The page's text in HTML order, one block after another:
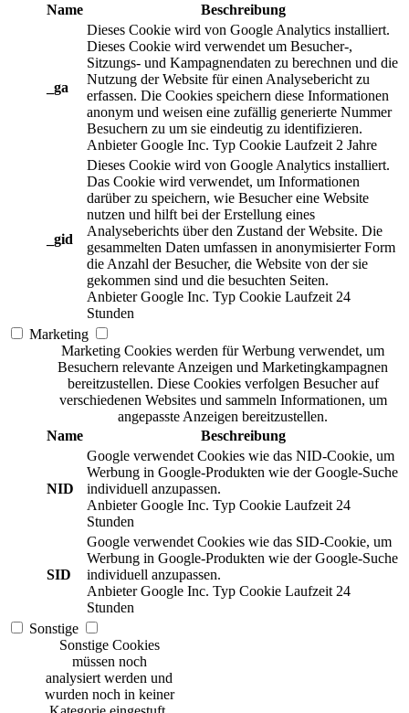
Name
Beschreibung
_ga
Dieses Cookie wird von Google Analytics installiert.
Dieses Cookie wird verwendet um Besucher-,
Sitzungs- und Kampagnendaten zu berechnen und die
Nutzung der Website für einen Analysebericht zu
erfassen. Die Cookies speichern diese Informationen
anonym und weisen eine zufällig generierte Nummer
Besuchern zu um sie eindeutig zu identifizieren.
Anbieter Google Inc. Typ Cookie Laufzeit 2 Jahre
_gid
Dieses Cookie wird von Google Analytics installiert.
Das Cookie wird verwendet, um Informationen
darüber zu speichern, wie Besucher eine Website
nutzen und hilft bei der Erstellung eines
Analyseberichts über den Zustand der Website. Die
gesammelten Daten umfassen in anonymisierter Form
die Anzahl der Besucher, die Website von der sie
gekommen sind und die besuchten Seiten.
Anbieter Google Inc. Typ Cookie Laufzeit 24
Stunden
Marketing
Marketing Cookies werden für Werbung verwendet, um
Besuchern relevante Anzeigen und Marketingkampagnen
bereitzustellen. Diese Cookies verfolgen Besucher auf
verschiedenen Websites und sammeln Informationen, um
angepasste Anzeigen bereitzustellen.
Name
Beschreibung
NID
Google verwendet Cookies wie das NID-Cookie, um
Werbung in Google-Produkten wie der Google-Suche
individuell anzupassen.
Anbieter Google Inc. Typ Cookie Laufzeit 24
Stunden
SID
Google verwendet Cookies wie das SID-Cookie, um
Werbung in Google-Produkten wie der Google-Suche
individuell anzupassen.
Anbieter Google Inc. Typ Cookie Laufzeit 24
Stunden
Sonstige
Sonstige Cookies
müssen noch
analysiert werden und
wurden noch in keiner